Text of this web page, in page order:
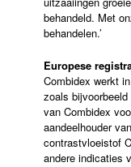
behandeld. Met
behandelen.’
Europese
Combidex werkt
zoals
van Combidex
aandeelhouder
contrastvloeistof
andere indicaties